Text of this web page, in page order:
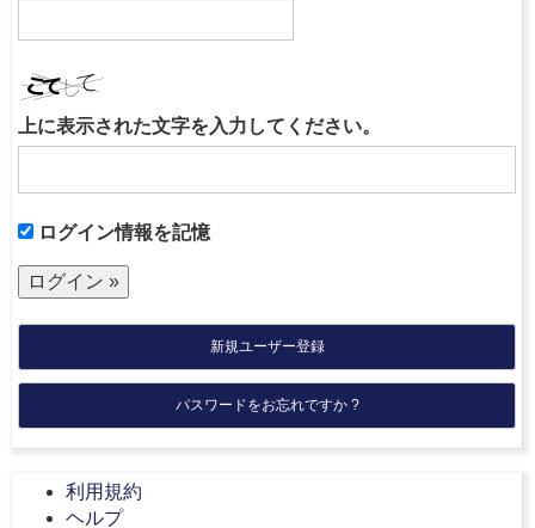
上に表示された文字を入力してください。
ログイン情報を記憶
新規ユーザー登録
パスワードをお忘れですか ?
利用規約
ヘルプ